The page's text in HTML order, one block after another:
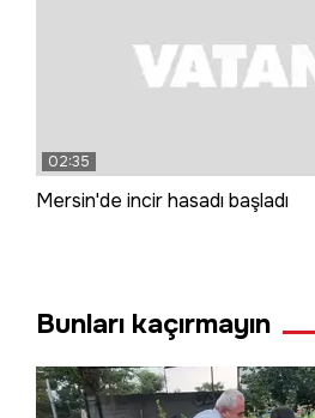
02:35
Mersin'de incir hasadı başladı
Bunları kaçırmayın